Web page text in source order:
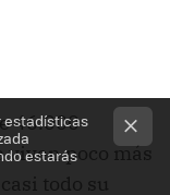
46.000
poco más
todo su
estadísticas
estarás